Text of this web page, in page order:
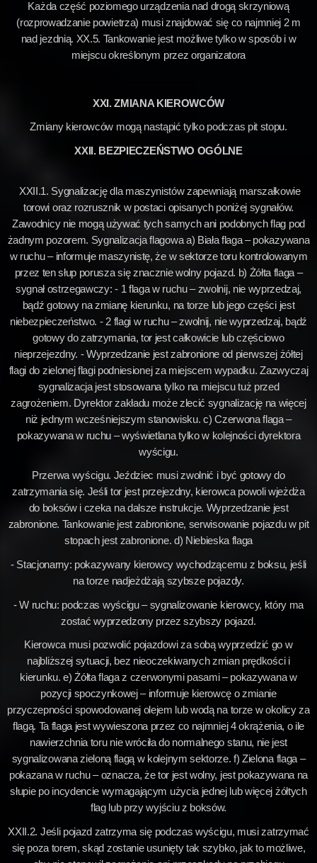
Każda część poziomego urządzenia nad drogą skrzyniową
(rozprowadzanie powietrza) musi znajdować się co najmniej 2 m
nad jezdnią. XX.5. Tankowanie jest możliwe tylko w sposób i w
miejscu określonym przez organizatora
XXI. ZMIANA KIEROWCÓW
Zmiany kierowców mogą nastąpić tylko podczas pit stopu.
XXII. BEZPIECZEŃSTWO OGÓLNE
XXII.1. Sygnalizację dla maszynistów zapewniają marszałkowie
torowi oraz rozrusznik w postaci opisanych poniżej sygnałów.
Zawodnicy nie mogą używać tych samych ani podobnych flag pod
żadnym pozorem. Sygnalizacja flagowa a) Biała flaga – pokazywana
w ruchu – informuje maszynistę, że w sektorze toru kontrolowanym
przez ten słup porusza się znacznie wolny pojazd. b) Żółta flaga –
sygnał ostrzegawczy: - 1 flaga w ruchu – zwolnij, nie wyprzedzaj,
bądź gotowy na zmianę kierunku, na torze lub jego części jest
niebezpieczeństwo. - 2 flagi w ruchu – zwolnij, nie wyprzedzaj, bądź
gotowy do zatrzymania, tor jest całkowicie lub częściowo
nieprzejezdny. - Wyprzedzanie jest zabronione od pierwszej żółtej
flagi do zielonej flagi podniesionej za miejscem wypadku. Zazwyczaj
sygnalizacja jest stosowana tylko na miejscu tuż przed
zagrożeniem. Dyrektor zakładu może zlecić sygnalizację na więcej
niż jednym wcześniejszym stanowisku. c) Czerwona flaga –
pokazywana w ruchu – wyświetlana tylko w kolejności dyrektora
wyścigu.
Przerwa wyścigu. Jeździec musi zwolnić i być gotowy do
zatrzymania się. Jeśli tor jest przejezdny, kierowca powoli wjeżdża
do boksów i czeka na dalsze instrukcje. Wyprzedzanie jest
zabronione. Tankowanie jest zabronione, serwisowanie pojazdu w pit
stopach jest zabronione. d) Niebieska flaga
- Stacjonarny: pokazywany kierowcy wychodzącemu z boksu, jeśli
na torze nadjeżdżają szybsze pojazdy.
- W ruchu: podczas wyścigu – sygnalizowanie kierowcy, który ma
zostać wyprzedzony przez szybszy pojazd.
Kierowca musi pozwolić pojazdowi za sobą wyprzedzić go w
najbliższej sytuacji, bez nieoczekiwanych zmian prędkości i
kierunku. e) Żółta flaga z czerwonymi pasami – pokazywana w
pozycji spoczynkowej – informuje kierowcę o zmianie
przyczepności spowodowanej olejem lub wodą na torze w okolicy za
flagą. Ta flaga jest wywieszona przez co najmniej 4 okrążenia, o ile
nawierzchnia toru nie wróciła do normalnego stanu, nie jest
sygnalizowana zieloną flagą w kolejnym sektorze. f) Zielona flaga –
pokazana w ruchu – oznacza, że tor jest wolny, jest pokazywana na
słupie po incydencie wymagającym użycia jednej lub więcej żółtych
flag lub przy wyjściu z boksów.
XXII.2. Jeśli pojazd zatrzyma się podczas wyścigu, musi zatrzymać
się poza torem, skąd zostanie usunięty tak szybko, jak to możliwe,